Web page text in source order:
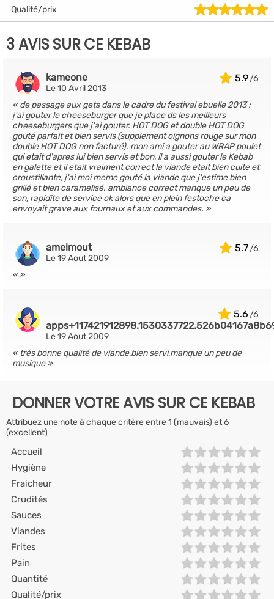
Qualité/prix
3 AVIS SUR CE KEBAB
5.9
kameone
Le 10 Avril 2013
de passage aux gets dans le cadre du festival ebuelle 2013 :
j'ai gouter le cheeseburger que je place ds les meilleurs
cheeseburgers que j'ai gouter. HOT DOG et double HOT DOG
gouté parfait et bien servis (supplement oignons rouge sur mon
double HOT DOG non facturé). mon ami a gouter au WRAP poulet
qui etait d'apres lui bien servis et bon, il a aussi gouter le Kebab
en galette et il etait vraiment correct la viande etait bien cuite et
croustillante, j'ai moi meme gouté la viande que j'estime bien
grillé et bien caramelisé. ambiance correct manque un peu de
son, rapidite de service ok alors que en plein festoche ca
envoyait grave aux fournaux et aux commandes.
5.7
amelmout
Le 19 Aout 2009
5.6
Le 19 Aout 2009
trés bonne qualité de viande,bien servi,manque un peu de
musique
DONNER VOTRE AVIS SUR CE KEBAB
Attribuez une note à chaque critère entre 1 (mauvais) et 6
(excellent)
Accueil
Hygiène
Fraicheur
Crudités
Sauces
Viandes
Frites
Pain
Quantité
Qualité/prix